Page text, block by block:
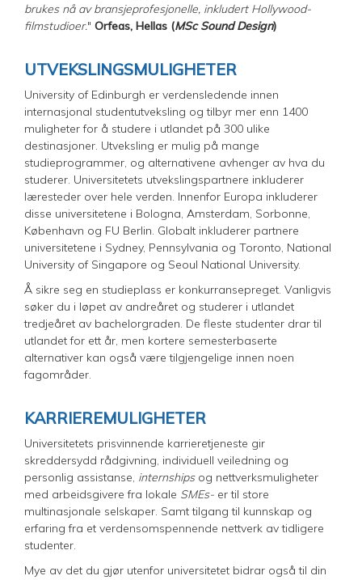
brukes nå av bransjeprofesjonelle, inkludert Hollywood-
filmstudioer." Orfeas, Hellas (MSc Sound Design)
UTVEKSLINGSMULIGHETER
University of Edinburgh er verdensledende innen
internasjonal studentutveksling og tilbyr mer enn 1400
muligheter for å studere i utlandet på 300 ulike
destinasjoner. Utveksling er mulig på mange
studieprogrammer, og alternativene avhenger av hva du
studerer. Universitetets utvekslingspartnere inkluderer
læresteder over hele verden. Innenfor Europa inkluderer
disse universitetene i Bologna, Amsterdam, Sorbonne,
København og FU Berlin. Globalt inkluderer partnere
universitetene i Sydney, Pennsylvania og Toronto, National
University of Singapore og Seoul National University.
Å sikre seg en studieplass er konkurransepreget. Vanligvis
søker du i løpet av andreåret og studerer i utlandet
tredjeåret av bachelorgraden. De fleste studenter drar til
utlandet for ett år, men kortere semesterbaserte
alternativer kan også være tilgjengelige innen noen
fagområder.
KARRIEREMULIGHETER
Universitetets prisvinnende karrieretjeneste gir
skreddersydd rådgivning, individuell veiledning og
personlig assistanse, internshipsog nettverksmuligheter
med arbeidsgivere fra lokale SMEs- er til store
multinasjonale selskaper. Samt tilgang til kunnskap og
erfaring fra et verdensomspennende nettverk av tidligere
studenter.
Mye av det du gjør utenfor universitetet bidrar også til din